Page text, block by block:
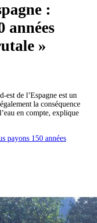
:
années
»
est de l’Espagne est un
la conséquence
en compte, explique
payons 150 années